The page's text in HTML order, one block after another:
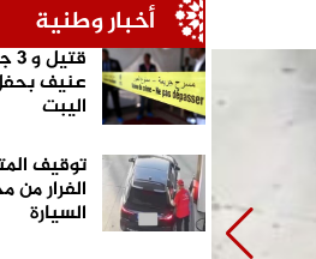
احالة 25
الشمالية
أخبار وطنية
عنيف
اليبت
توقيف
الفرار
السيارة